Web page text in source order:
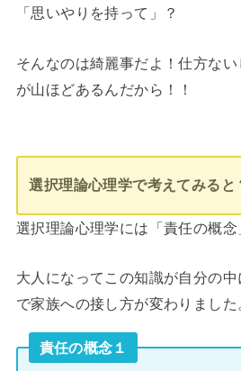
「思いやりを持って」？
そんなのは綺麗事だよ！仕方な
が山ほどあるんだから！！
選択理論心理学で考えてみると
選択理論心理学には「責任の概念
大人になってこの知識が自分の
で家族への接し方が変わりました
責任の概念１